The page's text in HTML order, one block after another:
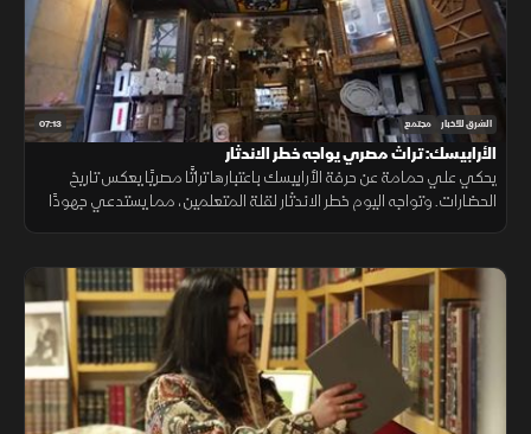
07:13 الشرق للأخبار مجتمع
الأرابيسك: تراث مصري يواجه خطر الاندثار
يحكي علي حمامة عن حرفة الأرابيسك باعتبارها تراثًا مصريًا يعكس تاريخ
الحضارات. وتواجه اليوم خطر الاندثار لقلة المتعلمين، مما يستدعي جهودًا